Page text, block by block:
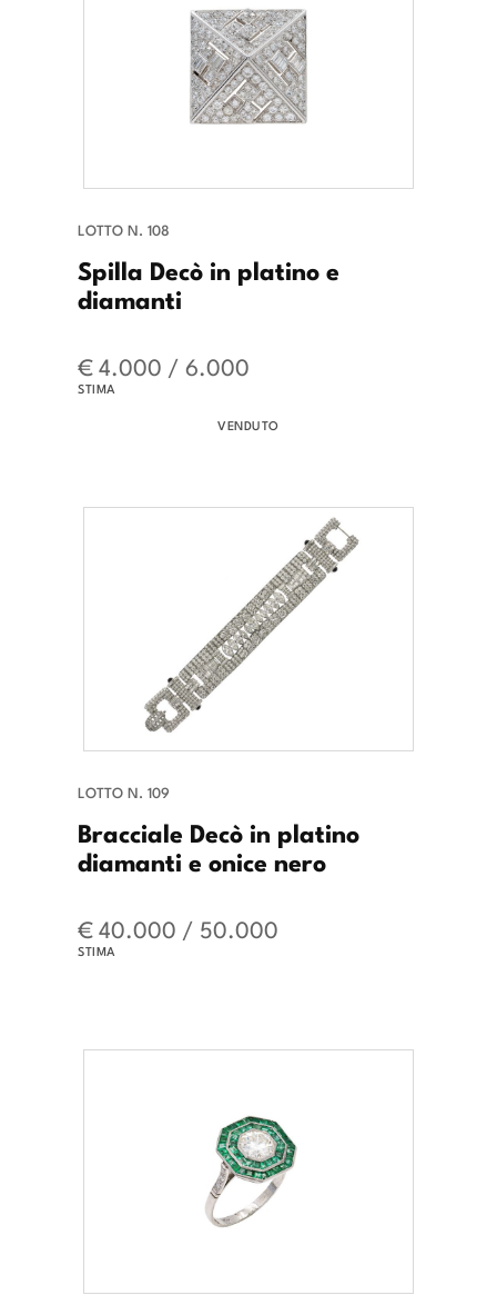
LOTTO N. 108
Spilla Decò in platino e
diamanti
€ 4.000 / 6.000
STIMA
VENDUTO
LOTTO N. 109
Bracciale Decò in platino
diamanti e onice nero
€ 40.000 / 50.000
STIMA